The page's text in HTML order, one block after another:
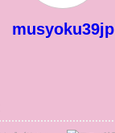
musyoku39jp